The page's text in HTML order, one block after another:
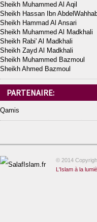
Sheikh Muhammed Al Aqil
Sheikh Hassan Ibn
Sheikh Hammad Al Ansari
Sheikh Muhammed Al Madkhali
Sheikh Rabi' Al Madkhali
Sheikh Zayd Al Madkhali
Sheikh Muhammed Bazmoul
Sheikh Ahmed Bazmoul
PARTENAIRE:
Qamis
© 2014
L'Islam à la